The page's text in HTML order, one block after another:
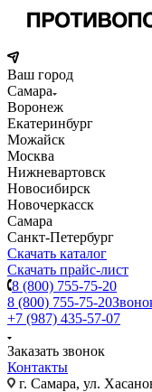
Ваш город
Самара
Воронеж
Екатеринбург
Можайск
Москва
Нижневартовск
Новосибирск
Новочеркасск
Самара
Санкт-Петербург
Скачать каталог
Скачать прайс-лист
8 (800) 755-75-20
8 (800) 755-75-20
+7 (987) 435-57-07
Заказать звонок
Контакты
г. Самара, ул.